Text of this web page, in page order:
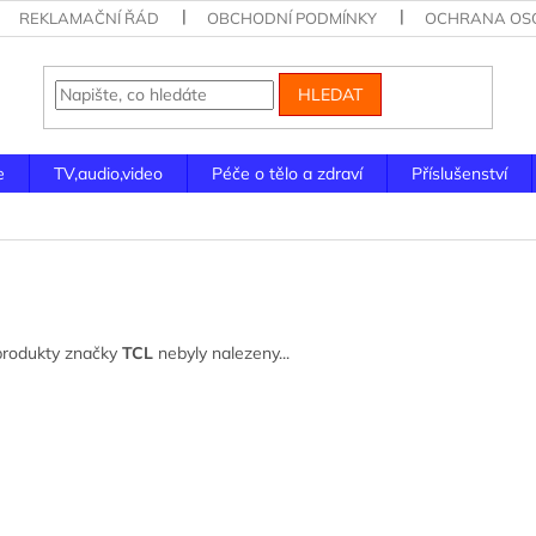
REKLAMAČNÍ ŘÁD OBCHODNÍ PODMÍNKY OCHRANA
HLEDAT
TV,audio,video Péče o tělo a zdraví Příslušenství
značky TCL nebyly nalezeny...